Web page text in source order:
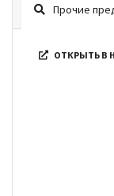
Прочие
ОТКРЫТЬ В